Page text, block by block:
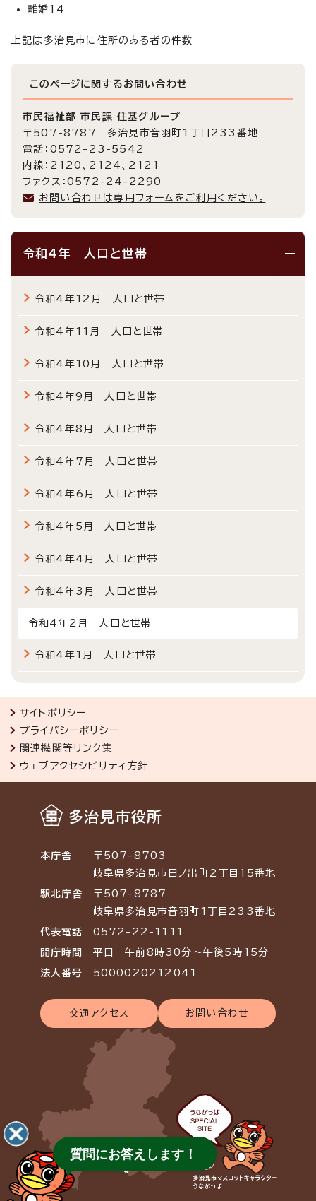
離婚14
上記は多治見市に住所のある者の件数
このページに関する お問い合わせ
市民福祉部 市民課 住基グループ
〒507-8787 多治見市音羽町1丁目233番地
電話：0572-23-5542
内線：2120、2124、2121
ファクス：0572-24-2290
お問い合わせは専用フォームをご利用ください。
令和4年 人口と世帯
令和4年12月 人口と世帯
令和4年11月 人口と世帯
令和4年10月 人口と世帯
令和4年9月 人口と世帯
令和4年8月 人口と世帯
令和4年7月 人口と世帯
令和4年6月 人口と世帯
令和4年5月 人口と世帯
令和4年4月 人口と世帯
令和4年3月 人口と世帯
令和4年2月 人口と世帯
令和4年1月 人口と世帯
サイトポリシー
プライバシーポリシー
関連機関等リンク集
ウェブアクセシビリティ方針
多治見市役所
本庁舎
〒507-8703
岐阜県多治見市日ノ出町2丁目15番地
駅北庁舎
〒507-8787
岐阜県多治見市音羽町1丁目233番地
代表電話 0572-22-1111
開庁時間 平日 午前8時30分～午後5時15分
法人番号 5000020212041
交通アクセス お問い合わせ
質問にお答えします！